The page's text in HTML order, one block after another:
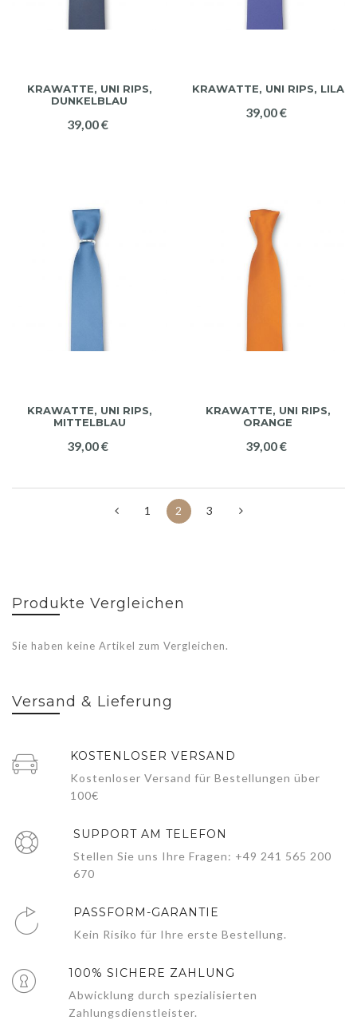
KRAWATTE, UNI RIPS,
DUNKELBLAU
39,00 €
KRAWATTE, UNI RIPS, LILA
39,00 €
KRAWATTE, UNI RIPS,
MITTELBLAU
39,00 €
KRAWATTE, UNI RIPS,
ORANGE
39,00 €
1 2 3
Produkte Vergleichen
Sie haben keine Artikel zum Vergleichen.
Versand & Lieferung
KOSTENLOSER VERSAND
Kostenloser Versand für Bestellungen über
100€
SUPPORT AM TELEFON
Stellen Sie uns Ihre Fragen: +49 241 565 200
670
PASSFORM-GARANTIE
Kein Risiko für Ihre erste Bestellung.
100% SICHERE ZAHLUNG
Abwicklung durch spezialisierten
Zahlungsdienstleister.